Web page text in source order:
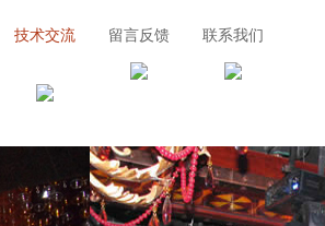
技术交流 留言反馈 联系我们